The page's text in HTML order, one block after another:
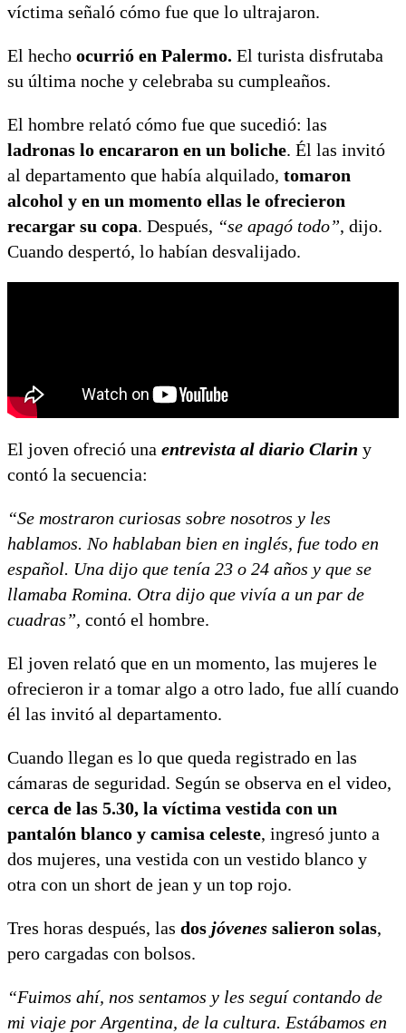
víctima señaló cómo fue que lo ultrajaron.
El hecho ocurrió en Palermo. El turista disfrutaba
su última noche y celebraba su cumpleaños.
El hombre relató cómo fue que sucedió: las
ladronas lo encararon en un boliche. Él las invitó
al departamento que había alquilado, tomaron
alcohol y en un momento ellas le ofrecieron
recargar su copa. Después, “se apagó todo”, dijo.
Cuando despertó, lo habían desvalijado.
El joven ofreció una entrevista al diario Clarin y
contó la secuencia:
“Se mostraron curiosas sobre nosotros y les
hablamos. No hablaban bien en inglés, fue todo en
español. Una dijo que tenía 23 o 24 años y que se
llamaba Romina. Otra dijo que vivía a un par de
cuadras”, contó el hombre.
El joven relató que en un momento, las mujeres le
ofrecieron ir a tomar algo a otro lado, fue allí cuando
él las invitó al departamento.
Cuando llegan es lo que queda registrado en las
cámaras de seguridad. Según se observa en el video,
cerca de las 5.30, la víctima vestida con un
pantalón blanco y camisa celeste, ingresó junto a
dos mujeres, una vestida con un vestido blanco y
otra con un short de jean y un top rojo.
Tres horas después, las dos jóvenes salieron solas,
pero cargadas con bolsos.
“Fuimos ahí, nos sentamos y les seguí contando de
mi viaje por Argentina, de la cultura. Estábamos en